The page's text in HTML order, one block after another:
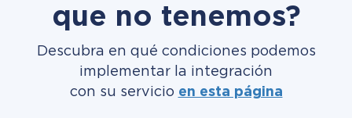
que no tenemos?
Descubra en qué condiciones podemos
implementar la integración
con su servicio en esta página